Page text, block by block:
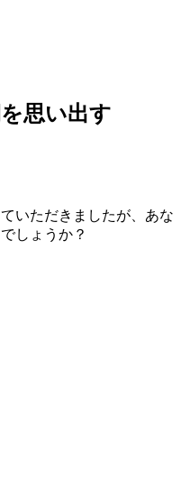
思い出す
いただきましたが、あな
しょうか？